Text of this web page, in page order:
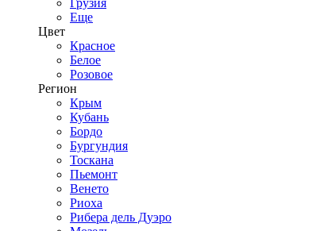
Грузия
Еще
Цвет
Красное
Белое
Розовое
Регион
Крым
Кубань
Бордо
Бургундия
Тоскана
Пьемонт
Венето
Риоха
Рибера дель Дуэро